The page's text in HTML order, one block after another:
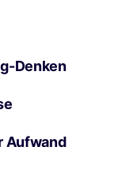
Denken
Aufwand